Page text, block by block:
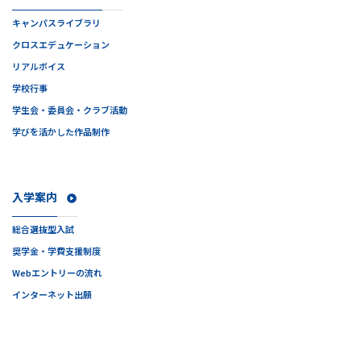
入学案内
総合選抜型入試
奨学金・学費支援制度
Webエントリーの流れ
インターネット出願
キャンパスライブラリ
クロスエデュケーション
リアルボイス
学校行事
学生会・委員会・クラブ活動
学びを活かした作品制作